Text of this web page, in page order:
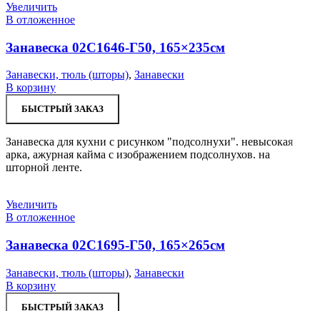
Увеличить
В отложенное
Занавеска 02С1646-Г50, 165×235см
Занавески, тюль (шторы), Занавески
В корзину
БЫСТРЫЙ ЗАКАЗ
Занавеска для кухни с рисунком "подсолнухи". невысокая
арка, ажурная кайма с изображением подсолнухов. на
шторной ленте.
Увеличить
В отложенное
Занавеска 02С1695-Г50, 165×265см
Занавески, тюль (шторы), Занавески
В корзину
БЫСТРЫЙ ЗАКАЗ